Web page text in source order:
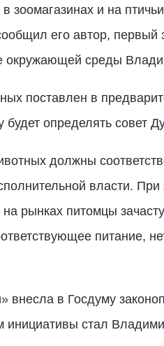
зоомагазинах и на
его автор, первый
окружающей среды
поставлен в
будет определять
должны
власти. При
на рынках питомцы
питание,
в Госдуму
инициативы стал